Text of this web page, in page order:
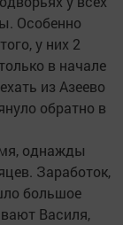
Особенно
у них 2
в начале
из Азеево
обратно в
однажды
Заработок,
большое
Василя,